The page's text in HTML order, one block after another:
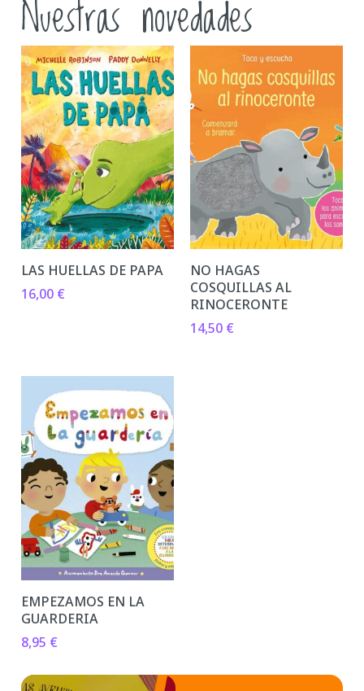
Nuestras novedades
LAS HUELLAS DE PAPA
16,00 €
NO HAGAS
COSQUILLAS AL
RINOCERONTE
14,50 €
EMPEZAMOS EN LA
GUARDERIA
8,95 €